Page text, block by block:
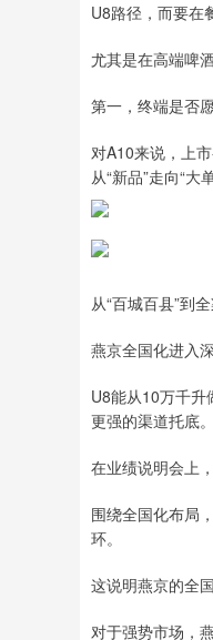
U8路径，而要在
尤其是在高端啤
第一，终端是否
对A10来说，上
从“新品”走向“大单
从“百城百县”到
燕京全国化进入
U8能从10万千
更强的渠道托底。
在业绩说明会上
围绕全国化布局
环。
这说明燕京的全
对于强势市场，